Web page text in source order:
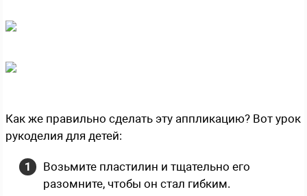
Как же правильно сделать эту аппликацию? Вот урок
рукоделия для детей:
Возьмите пластилин и тщательно его
разомните, чтобы он стал гибким.